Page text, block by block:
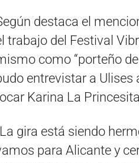
destaca el
trabajo del Festival
como “porteño
entrevistar a Ulises
Karina La
gira está siendo
para Alicante y